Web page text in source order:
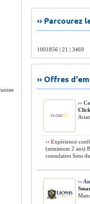
››
1001856 | 21 | 3469
›› Offres
››
›› Expérience
(minimum 2 ans)
consulaires Sens
››